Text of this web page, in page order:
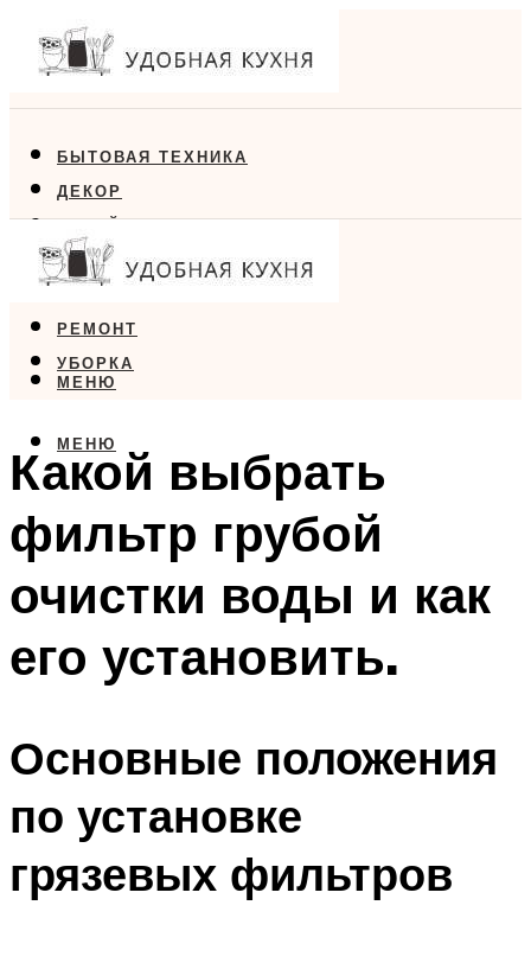
БЫТОВАЯ ТЕХНИКА
ДЕКОР
ДИЗАЙН
ЕДА
РЕМОНТ
УБОРКА
МЕНЮ
МЕНЮ
Какой выбрать
фильтр грубой
очистки воды и как
его установить.
Основные положения
по установке
грязевых фильтров